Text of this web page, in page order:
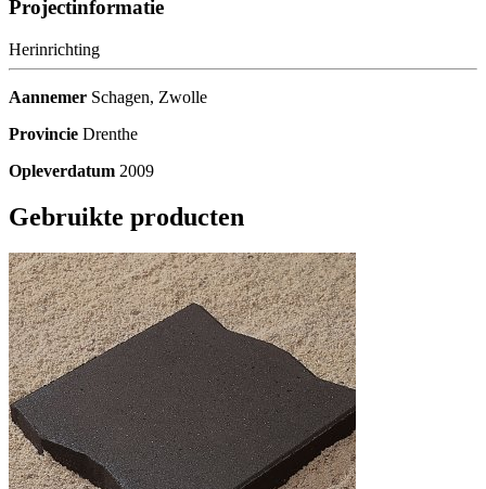
Projectinformatie
Herinrichting
Aannemer Schagen, Zwolle
Provincie Drenthe
Opleverdatum 2009
Gebruikte producten